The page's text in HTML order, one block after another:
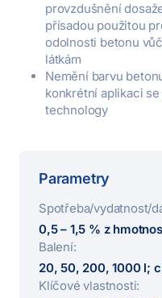
provzdušnění
přísadou použitou
odolnosti betonu
látkám
Nemění barvu
konkrétní aplikaci
technology
Parametry
Spotřeba/vydatnost/
0,5 – 1,5 % z
Balení:
20, 50, 200, 1000 l;
Klíčové vlastnosti: